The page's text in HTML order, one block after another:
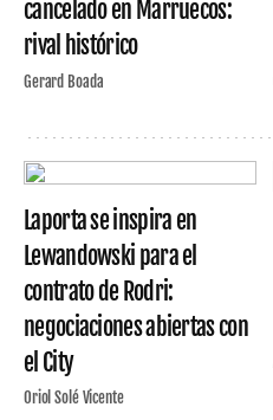
cancelado en Marruecos:
rival histórico
Gerard Boada
Laporta se inspira en
Lewandowski para el
contrato de Rodri:
negociaciones abiertas con
el City
Oriol Solé Vicente